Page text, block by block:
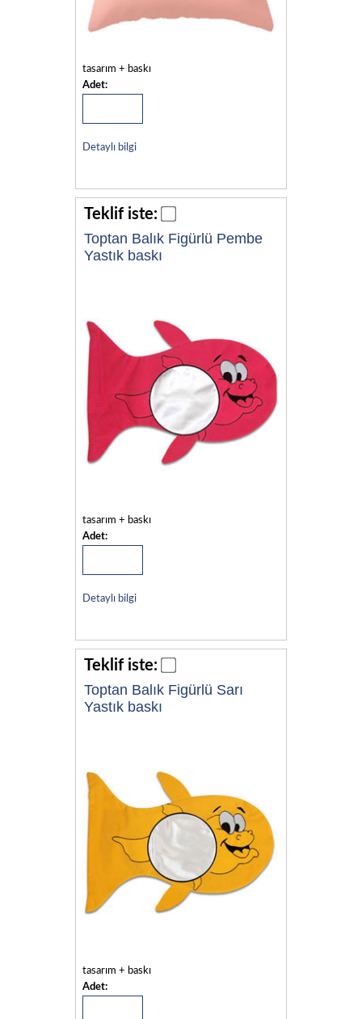
tasarım + baskı
Adet:
Detaylı bilgi
Teklif iste:
Toptan Balık Figürlü Pembe
Yastık baskı
tasarım + baskı
Adet:
Detaylı bilgi
Teklif iste:
Toptan Balık Figürlü Sarı
Yastık baskı
tasarım + baskı
Adet: